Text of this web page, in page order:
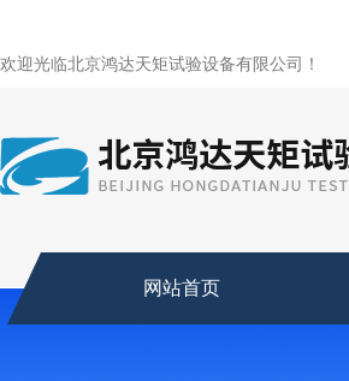
欢迎光临北京鸿达天矩试验设备有限公司！
网站首页